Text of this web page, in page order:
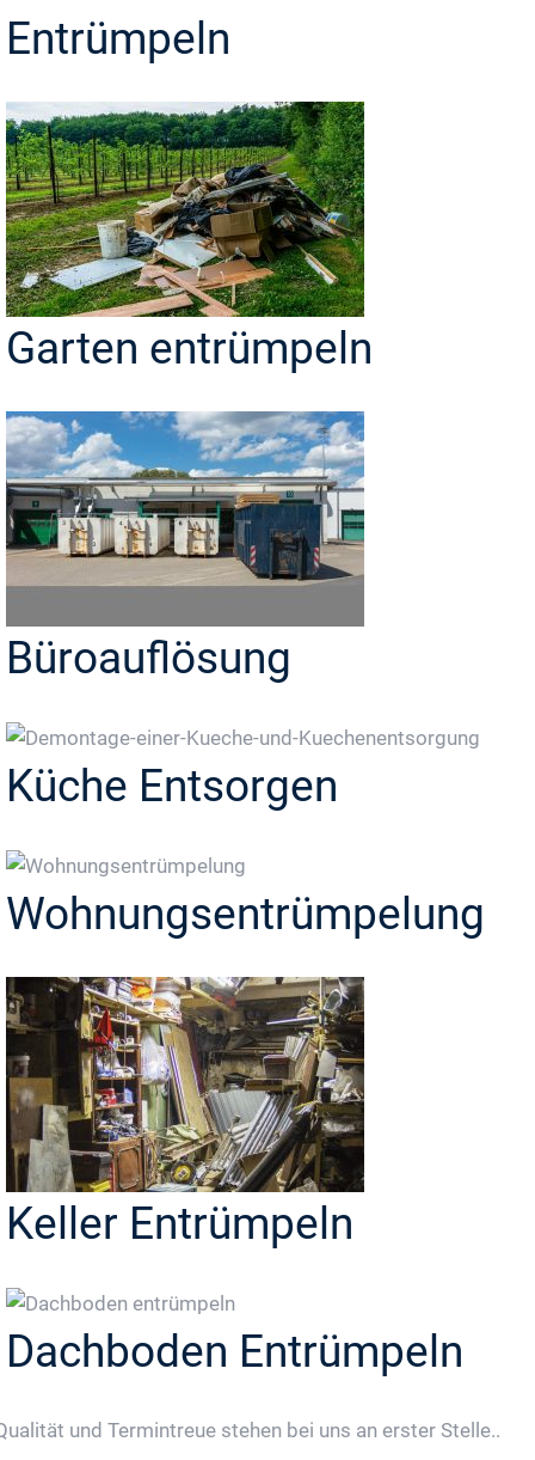
Entrümpeln
Garten entrümpeln
Büroauflösung
Küche Entsorgen
Wohnungsentrümpelung
Keller Entrümpeln
Dachboden Entrümpeln
und Termintreue stehen bei uns an erster Stelle..